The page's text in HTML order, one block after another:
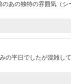
あの独特の雰囲気（シ
の平日でしたが混雑し